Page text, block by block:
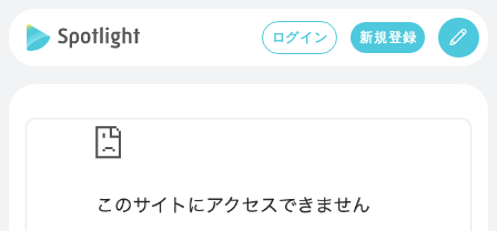
ログイン 新規登録